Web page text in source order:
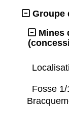
Groupe
Mines
Fosse